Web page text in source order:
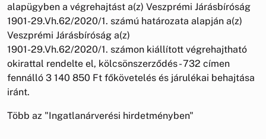
alapügyben a végrehajtást a(z) Veszprémi Járásbíróság
1901-29.Vh.62/2020/1. számú határozata alapján a(z)
Veszprémi Járásbíróság a(z)
1901-29.Vh.62/2020/1. számon kiállított végrehajtható
okirattal rendelte el, kölcsönszerződés - 732 címen
fennálló 3 140 850 Ft főkövetelés és járulékai behajtása
iránt.
Több az "Ingatlanárverési hirdetményben"